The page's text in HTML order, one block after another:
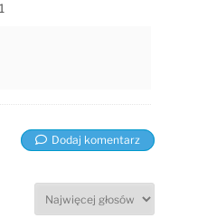
1
Dodaj komentarz